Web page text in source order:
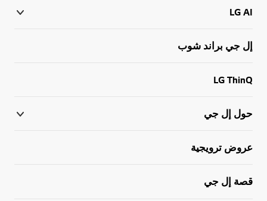
LG AI
إل جي براند شوب
LG ThinQ
حول إل جي
عروض ترويجية
قصة إل جي